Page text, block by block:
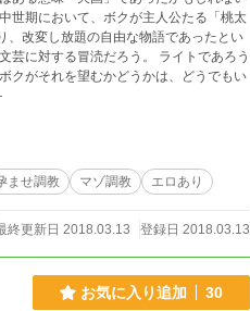
、改変し放題の自由な物語であったとい
ませ調教 マゾ調教 エロあり
終更新日 2018.03.13 登録日 2018.03.13
お気に入り追加 30